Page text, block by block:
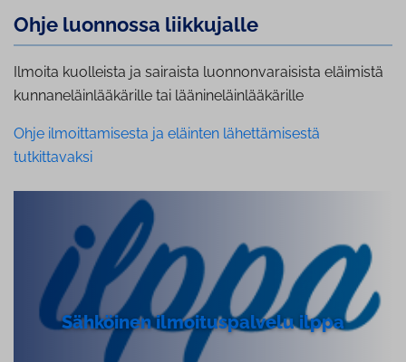
Ohje luonnossa liikkujalle
Ilmoita kuolleista ja sairaista luonnonvaraisista eläimistä
kunnaneläinlääkärille tai läänineläinlääkärille
Ohje ilmoittamisesta ja eläinten lähettämisestä
tutkittavaksi
Sähköinen il­moi­tus­pal­ve­lu ilppa